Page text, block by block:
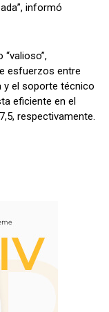
informó
esfuerzos entre
y el soporte técnico
eficiente en el
respectivamente.